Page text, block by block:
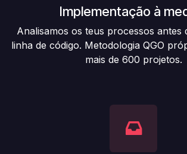
Implementação à
Analisamos os teus processos antes
linha de código. Metodologia QGO
mais de 600 projetos.